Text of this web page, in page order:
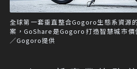
全球第一套垂直整合Gogoro生態系資源
案，GoShare是Gogoro打造智慧城市價
／Gogoro提供